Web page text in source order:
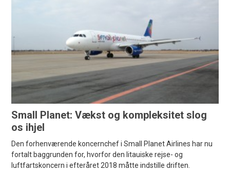
Small Planet: Vækst og kompleksitet slog
os ihjel
Den forhenværende koncernchef i Small Planet Airlines har nu
fortalt baggrunden for, hvorfor den litauiske rejse- og
luftfartskoncern i efteråret 2018 måtte indstille driften.